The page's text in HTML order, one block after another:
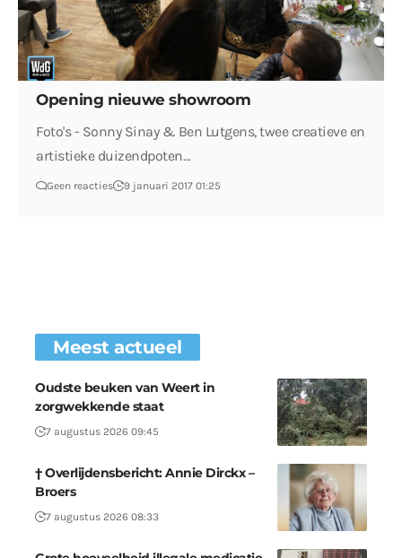
Opening nieuwe showroom
Foto's - Sonny Sinay & Ben Lutgens, twee creatieve en
artistieke duizendpoten…
Geen reacties 9 januari 2017 01:25
Meest actueel
Oudste beuken van Weert in
zorgwekkende staat
7 augustus 2026 09:45
† Overlijdensbericht: Annie Dirckx –
Broers
7 augustus 2026 08:33